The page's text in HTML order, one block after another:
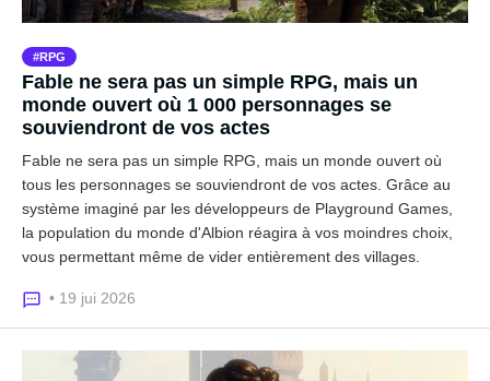
RPG
Fable ne sera pas un simple RPG, mais un
monde ouvert où 1 000 personnages se
souviendront de vos actes
Fable ne sera pas un simple RPG, mais un monde ouvert où
tous les personnages se souviendront de vos actes. Grâce au
système imaginé par les développeurs de Playground Games,
la population du monde d'Albion réagira à vos moindres choix,
vous permettant même de vider entièrement des villages.
• 19 jui 2026